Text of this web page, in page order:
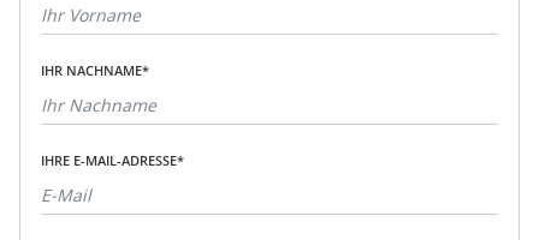
IHR NACHNAME*
IHRE E-MAIL-ADRESSE*